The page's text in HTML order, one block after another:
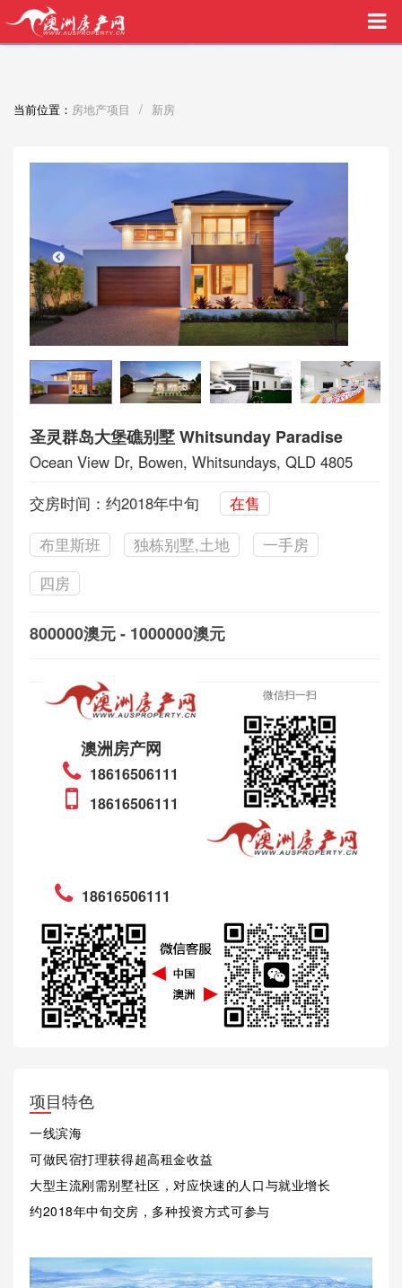
买家中介VIP服务，助您安心购房
当前位置： 房地产项目 / 新房
圣灵群岛大堡礁别墅 Whitsunday Paradise
Ocean View Dr, Bowen, Whitsundays, QLD 4805
交房时间：约2018年中旬
在售
布里斯班
独栋别墅,土地
一手房
四房
800000澳元 - 1000000澳元
澳洲房产网
18616506111
18616506111
微信扫一扫
18616506111
项目特色
一线滨海
可做民宿打理获得超高租金收益
大型主流刚需别墅社区，对应快速的人口与就业增长
约2018年中旬交房，多种投资方式可参与